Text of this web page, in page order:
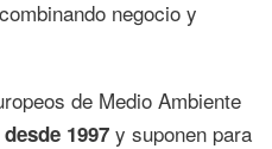
negocio y
de Medio Ambiente
1997 y suponen para